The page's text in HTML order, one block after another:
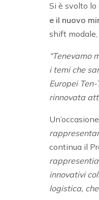
Si è svolto lo
e il nuovo
shift
“Tenevamo
i temi che
Europei
rinnovata
continua il
innovativi
logistica,